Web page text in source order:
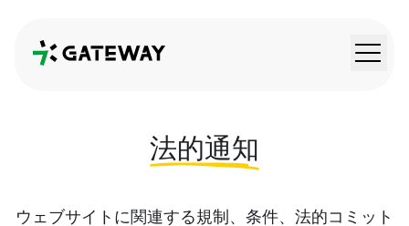
QRGateway
法的通知
ウェブサイトに関連する規制、条件、法的コミット